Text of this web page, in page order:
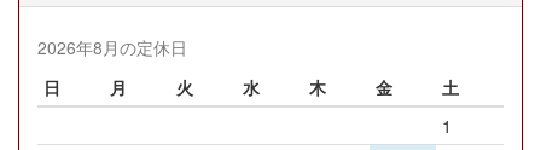
2026年8月の定休日
日
月 火 水 木 金
土
1